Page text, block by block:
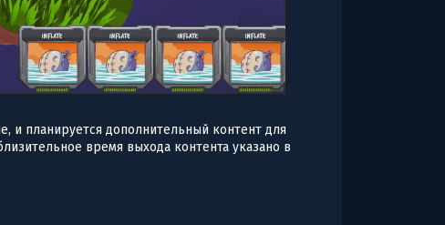
и планируется дополнительный контент для
время выхода контента указано в